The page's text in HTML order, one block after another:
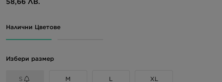
58,66 ЛВ.
Налични Цветове
Избери размер
S M L XL